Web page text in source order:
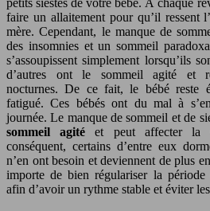
faire un allaitement pour qu’il ressent
mère. Cependant, le manque de
des insomnies et un sommeil
s’assoupissent simplement lorsqu’ils
d’autres ont le sommeil agité et
nocturnes. De ce fait, le bébé reste
fatigué. Ces bébés ont du mal à
journée. Le manque de sommeil et de
sommeil agité et peut affecter la
conséquent, certains d’entre eux
n’en ont besoin et deviennent de plus
importe de bien régulariser la période
afin d’avoir un rythme stable et éviter